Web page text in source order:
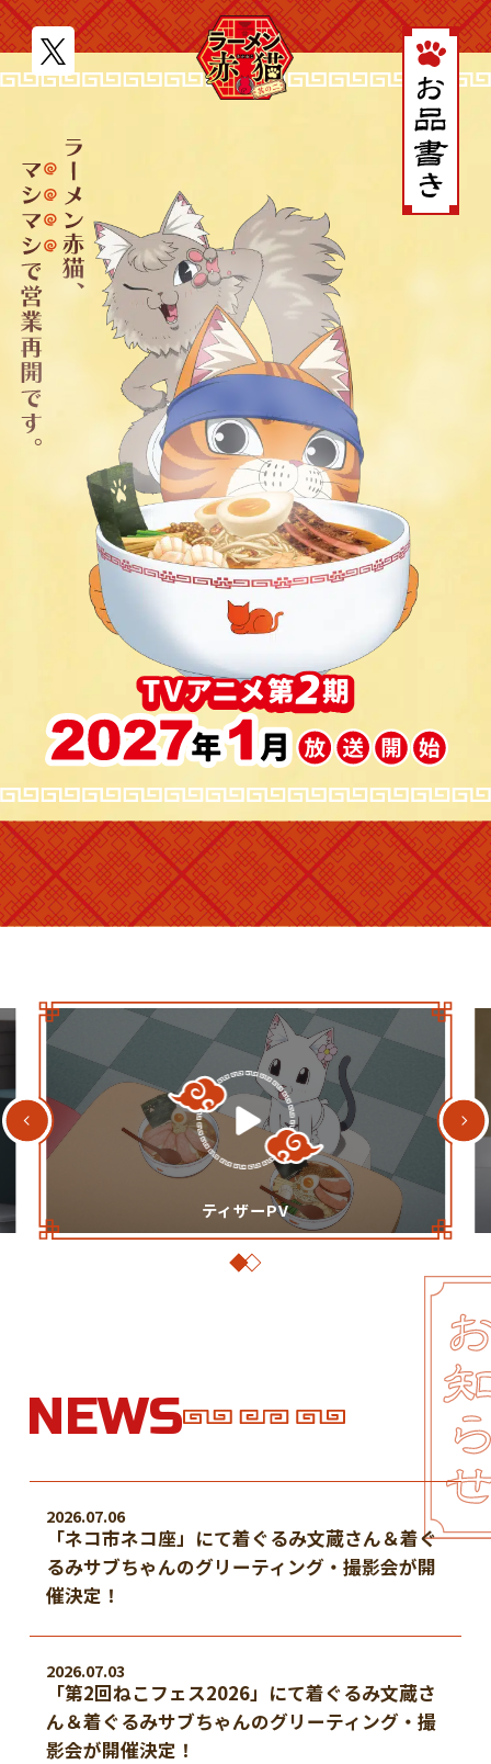
JPEN
MOVIE
NEWS
STORY
CHARACTER
STAFF CAST
GAME
SHARE
ティザーPV
NEWS
2026.07.06
「ネコ市ネコ座」にて着ぐるみ文蔵さん＆着ぐ
るみサブちゃんのグリーティング・撮影会が開
催決定！
2026.07.03
「第2回ねこフェス2026」にて着ぐるみ文蔵さ
ん＆着ぐるみサブちゃんのグリーティング・撮
影会が開催決定！